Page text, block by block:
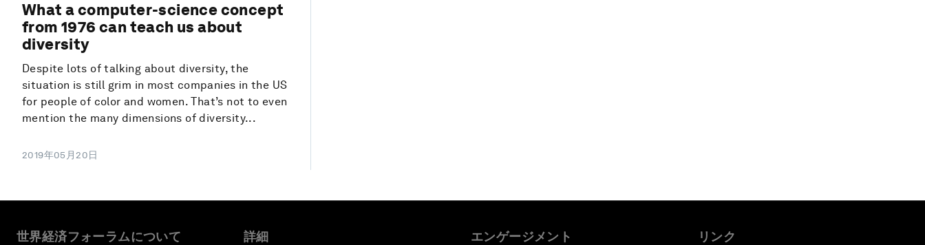
What a computer-science concept
from 1976 can teach us about
diversity
Despite lots of talking about diversity, the
situation is still grim in most companies in the US
for people of color and women. That’s not to even
mention the many dimensions of diversity...
2019年05月20日
世界経済フォーラムについて 詳細 エンゲージメント リンク